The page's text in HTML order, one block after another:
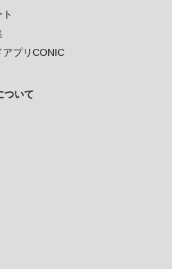
プリCONIC
ついて